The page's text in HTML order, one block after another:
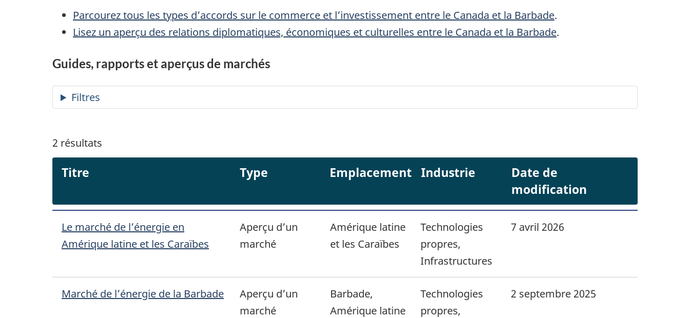
Parcourez tous les types d’accords sur le commerce et l’investissement entre le Canada et la Barbade.
Lisez un aperçu des relations diplomatiques, économiques et culturelles entre le Canada et la Barbade.
Guides, rapports et aperçus de marchés
2 résultats
Titre Type Emplacement Industrie
Date de
modification
Le marché de l’énergie en
Amérique latine et les Caraïbes
Aperçu d’un
marché
Amérique latine
et les Caraïbes
Technologies
propres,
Infrastructures
7 avril 2026
Marché de l’énergie de la Barbade
Aperçu d’un
marché
Barbade,
Amérique latine
Technologies
propres,
2 septembre 2025